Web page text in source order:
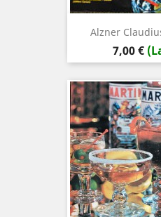
Alzner
Preis
7,00 €